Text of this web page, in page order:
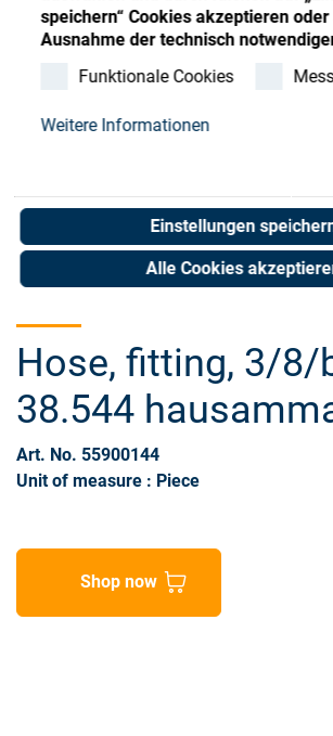
speichern“ Cookies akzeptieren
Ausnahme der technisch
Funktionale Cookies
Weitere Informationen
Einstellungen
Alle Cookies
Hose, fitting, 3/8/
38.544
Art. No. 55900144
Unit of measure : Piece
Shop now